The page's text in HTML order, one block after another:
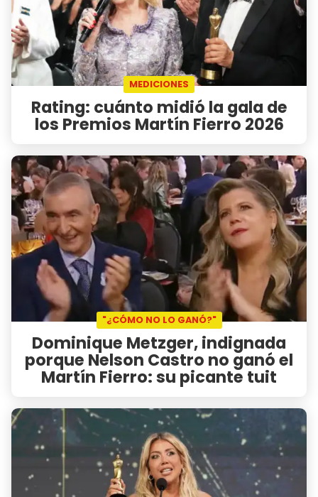
MEDICIONES
Rating: cuánto midió la gala de
los Premios Martín Fierro 2026
"¿CÓMO NO LO GANÓ?"
Dominique Metzger, indignada
porque Nelson Castro no ganó el
Martín Fierro: su picante tuit